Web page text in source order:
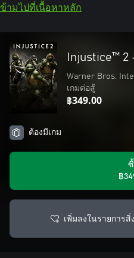
ข้ามไปที่เนื้อหาหลัก
Injustice™ 2
Warner Bros.
เกมต่อสู้
฿349.00
ต้องมีเกม
฿
เพิ่มลงในรายการสิ่